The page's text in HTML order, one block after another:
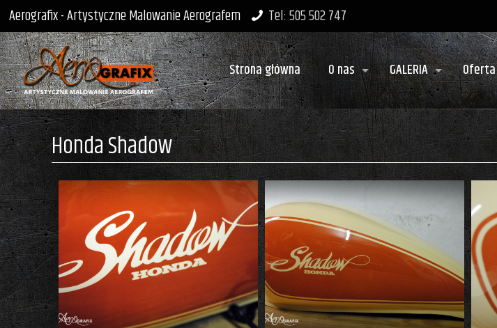
Aerografix - Artystyczne Malowanie Aerografem Tel: 505 502 747
Strona główna O nas GALERIA Oferta
Honda Shadow